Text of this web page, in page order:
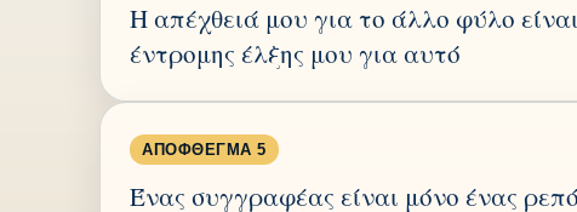
Η απέχθειά μου για το άλλο φύλο
έντρομης έλξης μου για αυτό
ΑΠΌΦΘΕΓΜΑ 5
Ένας συγγραφέας είναι μόνο ένας